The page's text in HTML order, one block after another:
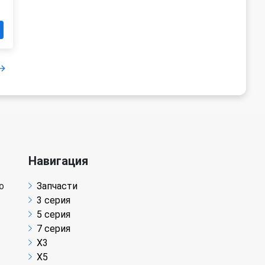
Навигация
Запчасти
3 серия
5 серия
7 серия
X3
X5